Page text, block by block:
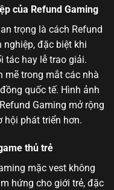
của Refund Gaming
trọng là cách Refund
nghiệp, đặc biệt khi
tác hay lễ trao giải.
mẽ trong mắt các nhà
quốc tế. Hình ảnh
Gaming mở rộng
hội phát triển hơn.
thủ trẻ
mặc vest không
hứng cho giới trẻ, đặc